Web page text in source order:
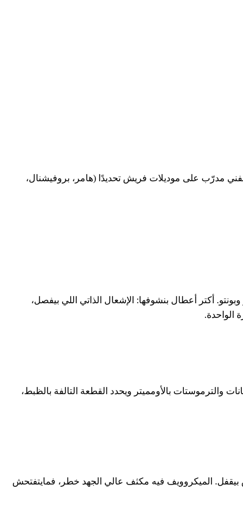
فريش، فرن، ميكروويف، أو جهاز بلت إن — رقم صيانة فريش في فيصل هو الخط المختصر 16062، شغّال 24 ساعة. الفني مدرّب على موديلات فريش تحديدًا (هامر، بروفيشنال،
سلاسل هامر وبروفيشنال ومودرنو وبونتو. أكتر أعطال بنشوفها: الإشعال الذاتي اللي بيفصل،
الواحدة.
بالأومميتر ويحدد القطعة التالفة بالظبط،
الميكروويف فيه مكثف عالي الجهد خطر، فمايتفتحش